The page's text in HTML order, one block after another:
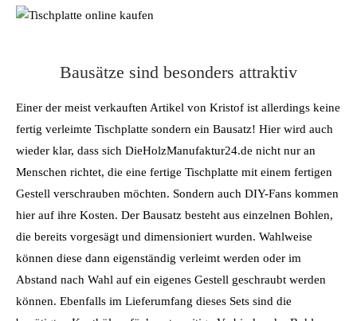
Bausätze sind besonders attraktiv
Einer der meist verkauften Artikel von Kristof ist allerdings keine
fertig verleimte Tischplatte sondern ein Bausatz! Hier wird auch
wieder klar, dass sich DieHolzManufaktur24.de nicht nur an
Menschen richtet, die eine fertige Tischplatte mit einem fertigen
Gestell verschrauben möchten. Sondern auch DIY-Fans kommen
hier auf ihre Kosten. Der Bausatz besteht aus einzelnen Bohlen,
die bereits vorgesägt und dimensioniert wurden. Wahlweise
können diese dann eigenständig verleimt werden oder im
Abstand nach Wahl auf ein eigenes Gestell geschraubt werden
können. Ebenfalls im Lieferumfang dieses Sets sind die